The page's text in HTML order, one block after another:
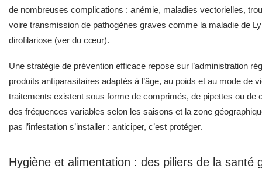
de nombreuses complications : anémie, maladies vectorielles,
voire transmission de pathogènes graves comme la maladie de
dirofilariose (ver du cœur).
Une stratégie de prévention efficace repose sur l’administration
produits antiparasitaires adaptés à l’âge, au poids et au mode de
traitements existent sous forme de comprimés, de pipettes ou de
des fréquences variables selon les saisons et la zone
pas l’infestation s’installer : anticiper, c’est protéger.
Hygiène et alimentation : des piliers de la santé